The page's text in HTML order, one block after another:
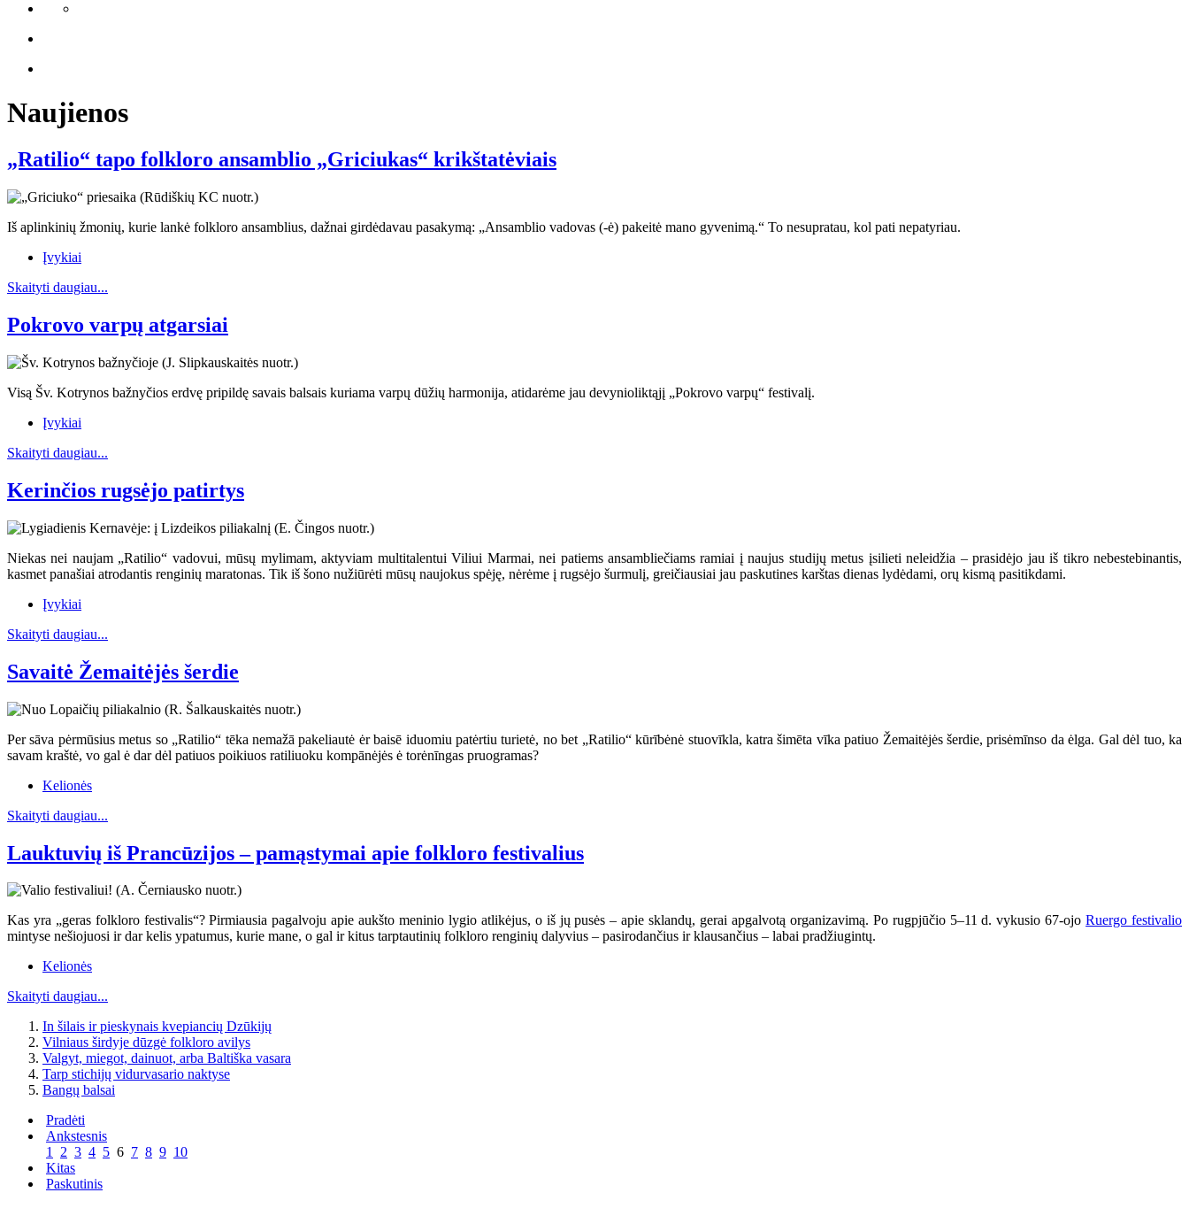
Naujienos
„Ratilio“ tapo folkloro ansamblio „Griciukas“ krikštatėviais
Iš aplinkinių žmonių, kurie lankė folkloro ansamblius, dažnai girdėdavau pasakymą: „Ansamblio vadovas (-ė) pakeitė mano gyvenimą.“ To nesupratau, kol pati nepatyriau.
Įvykiai
Skaityti daugiau...
Pokrovo varpų atgarsiai
Visą Šv. Kotrynos bažnyčios erdvę pripildę savais balsais kuriama varpų dūžių harmonija, atidarėme jau devynioliktąjį „Pokrovo varpų“ festivalį.
Įvykiai
Skaityti daugiau...
Kerinčios rugsėjo patirtys
Niekas nei naujam „Ratilio“ vadovui, mūsų mylimam, aktyviam multitalentui Viliui Marmai, nei patiems ansambliečiams ramiai į naujus studijų metus įsilieti neleidžia – prasidėjo jau iš tikro nebestebinantis,
kasmet panašiai atrodantis renginių maratonas. Tik iš šono nužiūrėti mūsų naujokus spėję, nėrėme į rugsėjo šurmulį, greičiausiai jau paskutines karštas dienas lydėdami, orų kismą pasitikdami.
Įvykiai
Skaityti daugiau...
Savaitė Žemaitėjės šerdie
Per sāva pėrmūsius metus so „Ratilio“ tēka nemažā pakeliautė ėr baisē iduomiu patėrtiu turietė, no bet „Ratilio“ kūrībėnė stuovīkla, katra šimēta vīka patiuo Žemaitėjės šerdie, prisėmīnso da ėlga. Gal dėl tuo, ka
savam kraštė, vo gal ė dar dėl patiuos poikiuos ratiliuoku kompānėjės ė torėnīngas pruogramas?
Kelionės
Skaityti daugiau...
Lauktuvių iš Prancūzijos – pamąstymai apie folkloro festivalius
Kas yra „geras folkloro festivalis“? Pirmiausia pagalvoju apie aukšto meninio lygio atlikėjus, o iš jų pusės – apie sklandų, gerai apgalvotą organizavimą. Po rugpjūčio 5–11 d. vykusio 67-ojoRuergo festivalio
mintyse nešiojuosi ir dar kelis ypatumus, kurie mane, o gal ir kitus tarptautinių folkloro renginių dalyvius – pasirodančius ir klausančius – labai pradžiugintų.
Kelionės
Skaityti daugiau...
In šilais ir pieskynais kvepiancių Dzūkijų
Vilniaus širdyje dūzgė folkloro avilys
Valgyt, miegot, dainuot, arba Baltiška vasara
Tarp stichijų vidurvasario naktyse
Bangų balsai
Pradėti
Ankstesnis
1 2 3 4 5 6 7 8 9 10
Kitas
Paskutinis